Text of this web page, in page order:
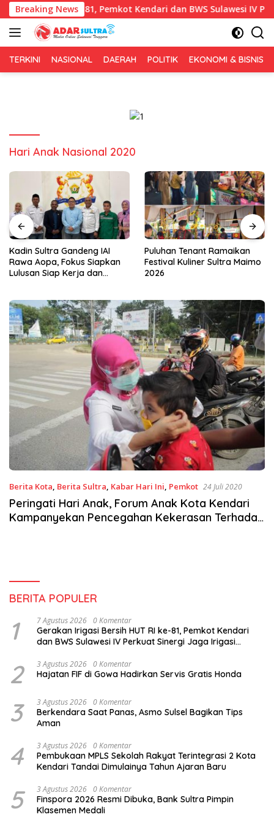
Langsung
ke
konten
Breaking News
HUT RI ke-81, Pemkot Kendari dan BWS Sulawesi IV Perkuat
TERKINI NASIONAL DAERAH POLITIK EKONOMI & BISNIS
Hari Anak Nasional 2020
Kadin Sultra Gandeng IAI
Rawa Aopa, Fokus Siapkan
Lulusan Siap Kerja dan
Puluhan Tenant Ramaikan
Festival Kuliner Sultra Maimo
2026
Berita Kota, Berita Sultra, Kabar Hari Ini, Pemkot 24 Juli 2020
Peringati Hari Anak, Forum Anak Kota Kendari
Kampanyekan Pencegahan Kekerasan Terhadap
BERITA POPULER
1 7 Agustus 2026 0 Komentar
Gerakan Irigasi Bersih HUT RI ke-81, Pemkot Kendari
dan BWS Sulawesi IV Perkuat Sinergi Jaga Irigasi
2 3 Agustus 2026 0 Komentar
Hajatan FIF di Gowa Hadirkan Servis Gratis Honda
3 3 Agustus 2026 0 Komentar
Berkendara Saat Panas, Asmo Sulsel Bagikan Tips
Aman
4 3 Agustus 2026 0 Komentar
Pembukaan MPLS Sekolah Rakyat Terintegrasi 2 Kota
Kendari Tandai Dimulainya Tahun Ajaran Baru
5 3 Agustus 2026 0 Komentar
Finspora 2026 Resmi Dibuka, Bank Sultra Pimpin
Klasemen Medali